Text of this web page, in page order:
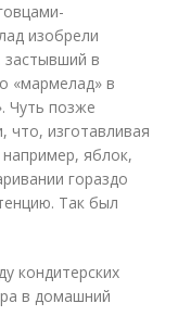
изобрели
застывший в
«мармелад» в
Чуть позже
что, изготавливая
яблок,
гораздо
Так был
кондитерских
в домашний